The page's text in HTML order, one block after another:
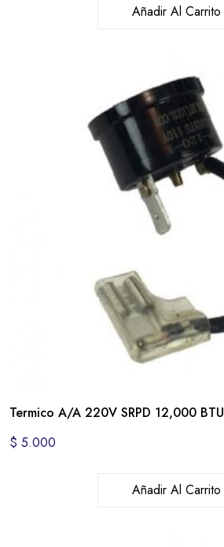
Añadir Al Carrito
Termico A/A 220V SRPD 12,000 BTU
$ 5.000
Añadir Al Carrito